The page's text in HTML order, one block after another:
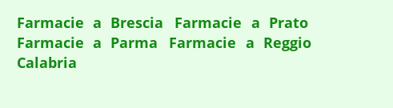
Farmacie a Brescia
Farmacie a Prato
Farmacie a Parma
Farmacie a Reggio
Calabria